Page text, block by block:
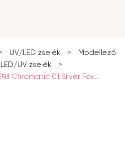
UV/LED zselék >
Modellező
LED/UV zselék
>
Chromatic 01 Silver Fox...